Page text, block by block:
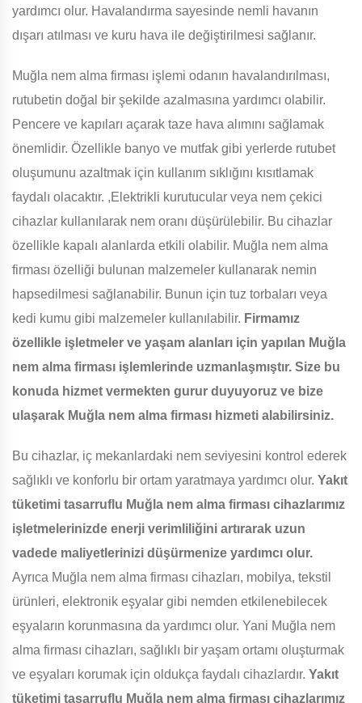
yardımcı olur. Havalandırma sayesinde nemli havanın
dışarı atılması ve kuru hava ile değiştirilmesi sağlanır.
Muğla nem alma firması işlemi odanın havalandırılması,
rutubetin doğal bir şekilde azalmasına yardımcı olabilir.
Pencere ve kapıları açarak taze hava alımını sağlamak
önemlidir. Özellikle banyo ve mutfak gibi yerlerde rutubet
oluşumunu azaltmak için kullanım sıklığını kısıtlamak
faydalı olacaktır. ,Elektrikli kurutucular veya nem çekici
cihazlar kullanılarak nem oranı düşürülebilir. Bu cihazlar
özellikle kapalı alanlarda etkili olabilir. Muğla nem alma
firması özelliği bulunan malzemeler kullanarak nemin
hapsedilmesi sağlanabilir. Bunun için tuz torbaları veya
kedi kumu gibi malzemeler kullanılabilir. Firmamız
özellikle işletmeler ve yaşam alanları için yapılan Muğla
nem alma firması işlemlerinde uzmanlaşmıştır. Size bu
konuda hizmet vermekten gurur duyuyoruz ve bize
ulaşarak Muğla nem alma firması hizmeti alabilirsiniz.
Bu cihazlar, iç mekanlardaki nem seviyesini kontrol ederek
sağlıklı ve konforlu bir ortam yaratmaya yardımcı olur. Yakıt
tüketimi tasarruflu Muğla nem alma firması cihazlarımız
işletmelerinizde enerji verimliliğini artırarak uzun
vadede maliyetlerinizi düşürmenize yardımcı olur.
Ayrıca Muğla nem alma firması cihazları, mobilya, tekstil
ürünleri, elektronik eşyalar gibi nemden etkilenebilecek
eşyaların korunmasına da yardımcı olur. Yani Muğla nem
alma firması cihazları, sağlıklı bir yaşam ortamı oluşturmak
ve eşyaları korumak için oldukça faydalı cihazlardır. Yakıt
tüketimi tasarruflu Muğla nem alma firması cihazlarımız